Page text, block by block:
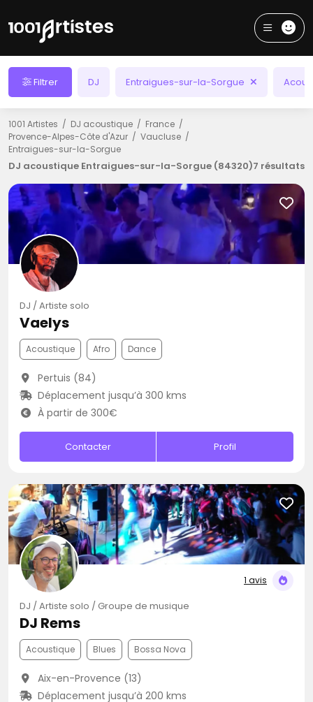
Filtrer DJ Entraigues-sur-la-Sorgue
1001 Artistes DJ acoustique
France
Provence-Alpes-Côte d'Azur
Vaucluse
Entraigues-sur-la-Sorgue
DJ acoustique Entraigues-sur-la-Sorgue (84320)7 résultats
DJ / Artiste solo
Vaelys
Acoustique Afro Dance
Pertuis (84)
Déplacement jusqu’à 300 kms
À partir de 300€
Contacter Profil
1 avis
DJ / Artiste solo / Groupe de musique
DJ Rems
Acoustique Blues Bossa Nova
Aix-en-Provence (13)
Déplacement jusqu’à 200 kms